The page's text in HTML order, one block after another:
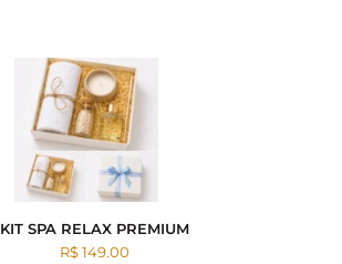
KIT SPA RELAX PREMIUM
R$ 149.00